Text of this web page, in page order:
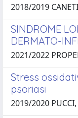
2018/2019
SINDROME
DERMATO-
2021/2022
Stress
psoriasi
2019/2020